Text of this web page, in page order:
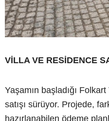
VİLLA VE RESİDENCE
Yaşamın başladığı
satışı sürüyor. Projede,
hazırlanabilen ödeme